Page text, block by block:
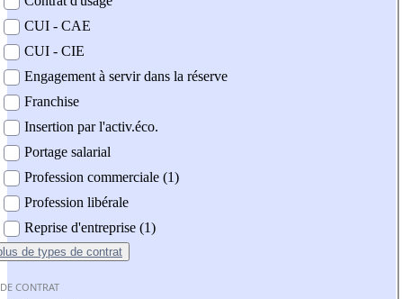
CUI - CAE
CUI - CIE
Engagement à servir dans la réserve
Franchise
Insertion par l'activ.éco.
Portage salarial
Profession commerciale (1)
Profession libérale
Reprise d'entreprise (1)
de types de contrat
CONTRAT